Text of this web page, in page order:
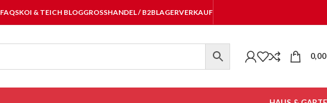
FAQSKOI & TEICH BLOGGROSSHANDEL / B2B LAGERVERKAUF